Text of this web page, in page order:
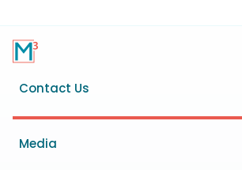
Footer
menu
Contact Us
Media